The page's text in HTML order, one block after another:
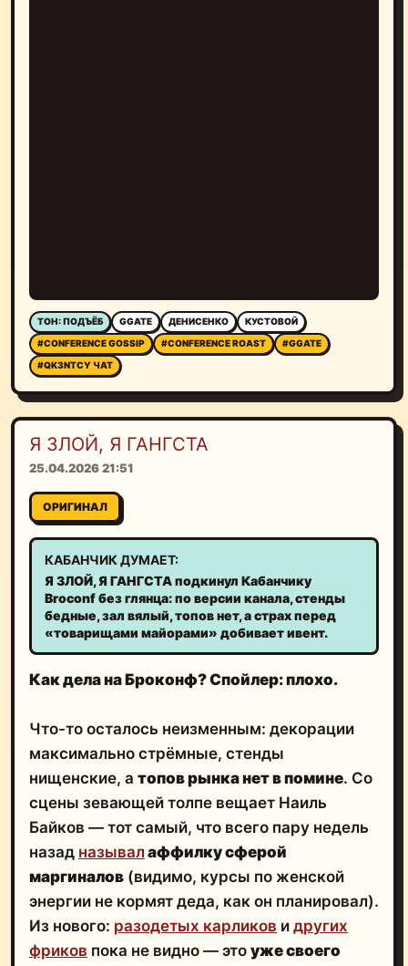
ТОН: ПОДЪЁБ GGATE ДЕНИСЕНКО
КУСТОВОЙ
#CONFERENCE GOSSIP
#CONFERENCE ROAST
#GGATE
#QK3NTCY ЧАТ
Я ЗЛОЙ, Я ГАНГСТА
25.04.2026 21:51
ОРИГИНАЛ
КАБАНЧИК ДУМАЕТ:
Я ЗЛОЙ, Я ГАНГСТА подкинул Кабанчику
Broconf без глянца: по версии канала, стенды
бедные, зал вялый, топов нет, а страх перед
«товарищами майорами» добивает ивент.
Как дела на Броконф? Спойлер: плохо.
Что-то осталось неизменным: декорации
максимально стрёмные, стенды
нищенские, а топов рынка нет в помине. Со
сцены зевающей толпе вещает Наиль
Байков — тот самый, что всего пару недель
назад называлаффилку сферой
маргиналов (видимо, курсы по женской
энергии не кормят деда, как он планировал).
Из нового: разодетых карликов и других
фриков пока не видно — это уже своего